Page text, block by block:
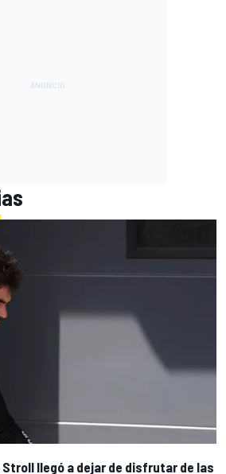
Stroll llegó a dejar de disfrutar de las